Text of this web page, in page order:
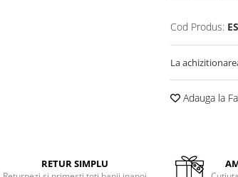
Cod Produs:
La
Adauga la
RETUR SIMPLU